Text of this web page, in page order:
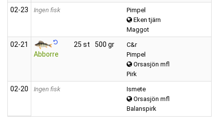
02‑23 Ingen fisk
Pimpel
Eken tjärn
Maggot
02‑21
Abborre
25 st 500 gr
C&r
Pimpel
Orsasjön mfl
Pirk
02‑20 Ingen fisk
Ismete
Orsasjön mfl
Balanspirk